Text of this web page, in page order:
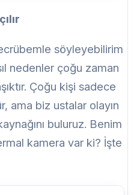
söyleyebilirim
nedenler çoğu zaman
Çoğu kişi sadece
ama biz ustalar olayın
buluruz. Benim
kamera var ki? İşte